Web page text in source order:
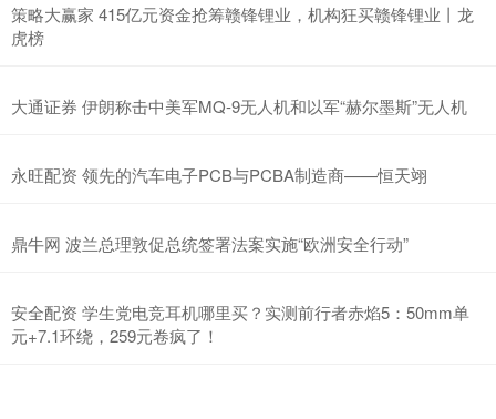
策略大赢家 415亿元资金抢筹赣锋锂业，机构狂买赣锋锂业丨龙
虎榜
大通证券 伊朗称击中美军MQ-9无人机和以军“赫尔墨斯”无人机
永旺配资 领先的汽车电子PCB与PCBA制造商——恒天翊
鼎牛网 波兰总理敦促总统签署法案实施“欧洲安全行动”
安全配资 学生党电竞耳机哪里买？实测前行者赤焰5：50mm单
元+7.1环绕，259元卷疯了！